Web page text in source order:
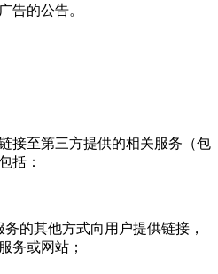
告的公告。
接至第三方提供的相关服务（包
括：
务的其他方式向用户提供链接，
务或网站；